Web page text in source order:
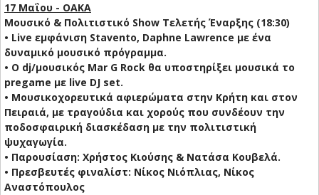
17 Μαΐου - ΟΑΚΑ
Μουσικό & Πολιτιστικό Show Τελετής Έναρξης (18:30)
• Live εμφάνιση Stavento, Daphne Lawrence με ένα
δυναμικό μουσικό πρόγραμμα.
• Ο dj/μουσικός Mar G Rock θα υποστηρίξει μουσικά το
pregame με live DJ set.
• Μουσικοχορευτικά αφιερώματα στην Κρήτη και στον
Πειραιά, με τραγούδια και χορούς που συνδέουν την
ποδοσφαιρική διασκέδαση με την πολιτιστική
ψυχαγωγία.
• Παρουσίαση: Χρήστος Κιούσης & Νατάσα Κουβελά.
• Πρεσβευτές φιναλίστ: Νίκος Νιόπλιας, Νίκος
Αναστόπουλος